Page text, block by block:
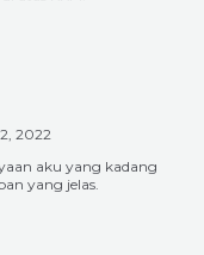
2022
aku yang kadang
yang jelas.